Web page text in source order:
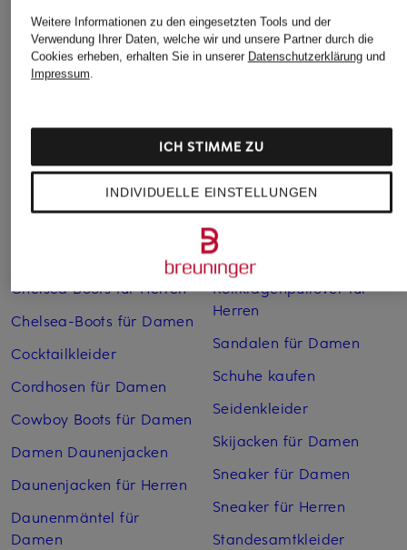
Weitere Kategorien
Anzüge für Herren
Boots für Damen
Cabanjacken für Damen
Chelsea Boots für Herren
Chelsea-Boots für Damen
Cocktailkleider
Cordhosen für Damen
Cowboy Boots für Damen
Damen Daunenjacken
Daunenjacken für Herren
Daunenmäntel für
Damen
Lange Ballkleider
Lederjacken für Damen
Mäntel für Damen
Pullover für Damen
Rollkragenpullover für
Herren
Sandalen für Damen
Schuhe kaufen
Seidenkleider
Skijacken für Damen
Sneaker für Damen
Sneaker für Herren
Standesamtkleider
Weitere Informationen zu den eingesetzten Tools und der
Verwendung Ihrer Daten, welche wir und unsere Partner durch die
Cookies erheben, erhalten Sie in unserer Datenschutzerklärungund
Impressum.
INDIVIDUELLE EINSTELLUNGEN
ICH STIMME ZU